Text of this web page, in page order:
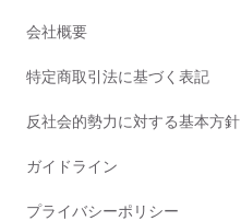
会社概要
特定商取引法に基づく表記
反社会的勢力に対する基本方針
ガイドライン
プライバシーポリシー